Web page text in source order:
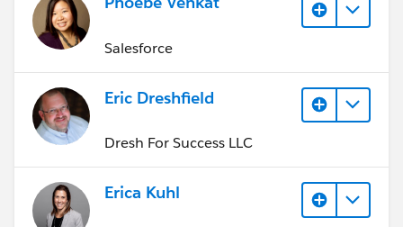
Salesforce
Eric Dreshfield
Dresh For Success LLC
Erica Kuhl